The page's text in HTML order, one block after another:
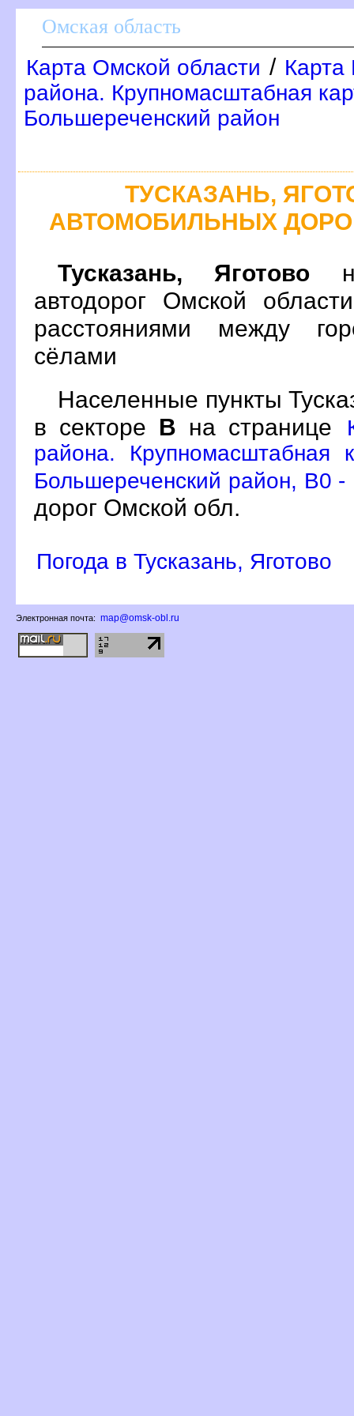
Омская область
Карта Омской области / Карта
района. Крупномасштабная
Большереченский район
ТУСКАЗАНЬ,
АВТОМОБИЛЬНЫХ
Тусказань, Яготово
автодорог Омской
расстояниями между
сёлами
Населенные пункты
секторе
на странице
района. Крупномасштабная
Большереченский район, B0 -
дорог Омской обл.
Погода в Тусказань, Яготово
Электронная почта: map@omsk-obl.ru